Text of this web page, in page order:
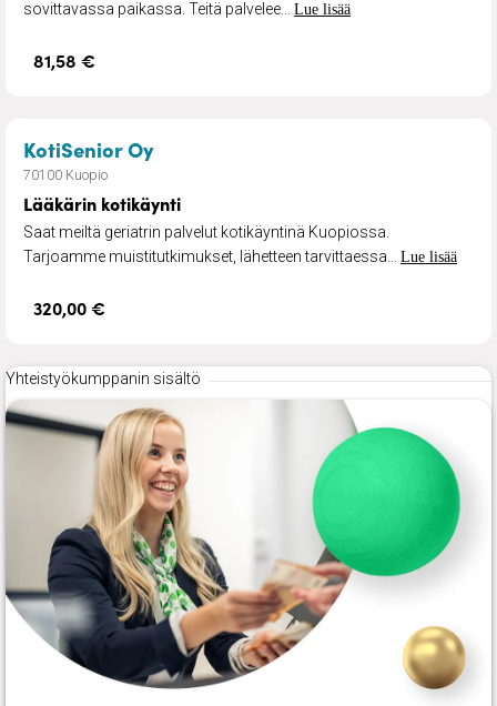
sovittavassa paikassa. Teitä palvelee... Lue lisää
81,58 €
KotiSenior Oy– Lääkärin kotikäynti
70100 Kuopio
Lääkärin kotikäynti
Saat meiltä geriatrin palvelut kotikäyntinä Kuopiossa.
Tarjoamme muistitutkimukset, lähetteen tarvittaessa... Lue lisää
320,00 €
Yhteistyökumppanin sisältö